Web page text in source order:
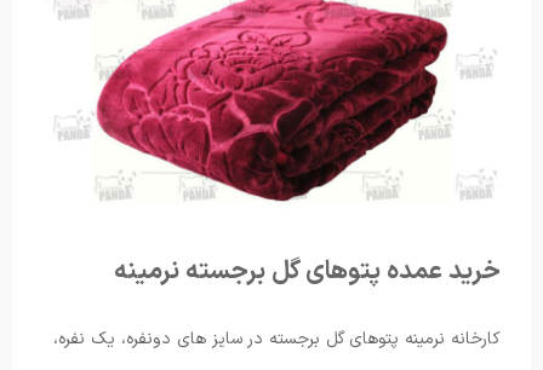
خرید عمده پتوهای گل برجسته نرمینه
کارخانه نرمینه پتوهای گل برجسته در سایز های دونفره، یک نفره،